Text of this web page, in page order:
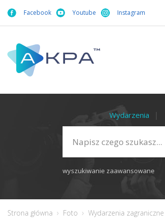
Facebook Youtube Instagram
Wydarzenia
wyszukiwanie zaawansowane
Strona główna Foto Wydarzenia zagraniczne